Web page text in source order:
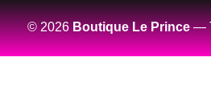
© 2026Boutique Le Prince—